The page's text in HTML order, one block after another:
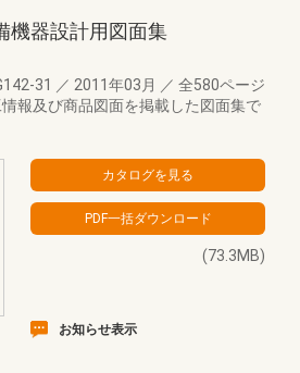
機器設計用図面集
31 ／ 2011年03月 ／ 全580ページ
報及び商品図面を掲載した図面集で
(73.3MB)
お知らせ表示